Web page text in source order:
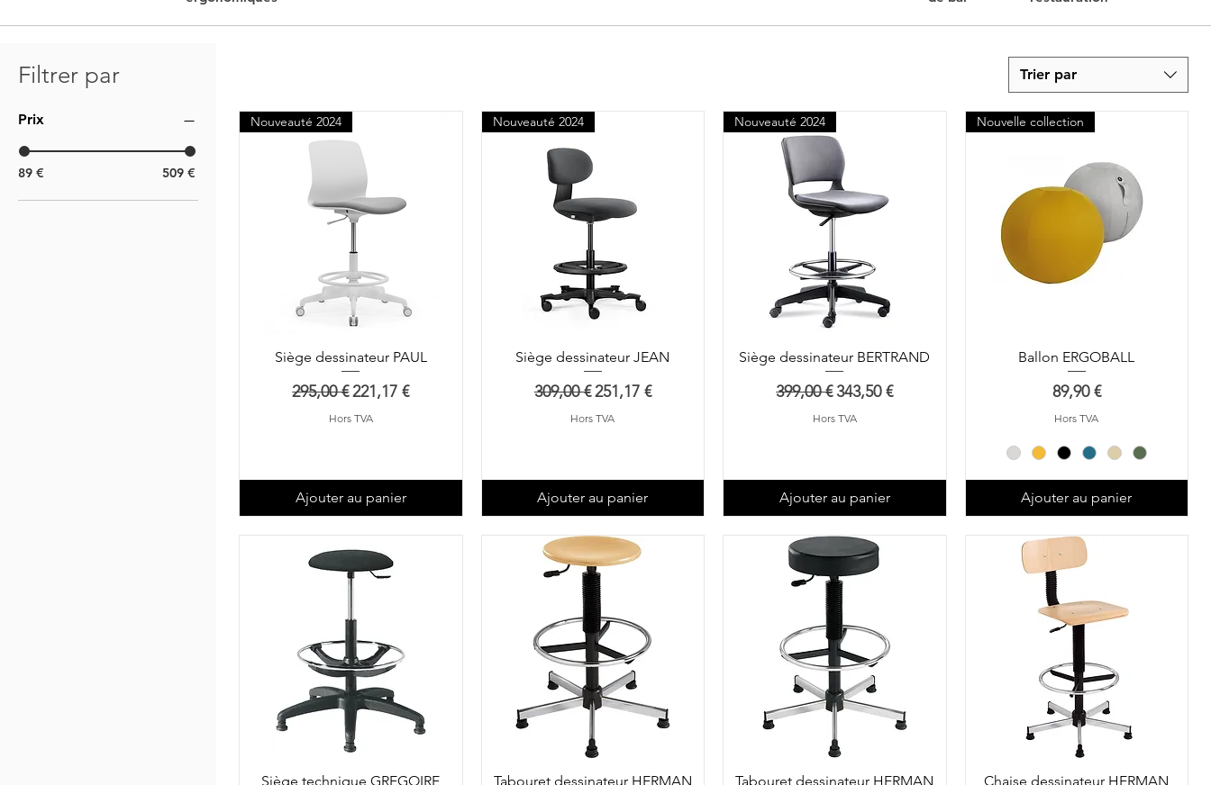
Filtrer par
Prix
89 € 509 €
Trier par
Nouveauté 2024
Siège dessinateur PAUL
Prix original
295,00 €Prix promotionnel
221,17 €
Hors TVA
Ajouter au panier
Nouveauté 2024
Siège dessinateur JEAN
Prix original
309,00 €Prix promotionnel
251,17 €
Hors TVA
Ajouter au panier
Nouveauté 2024
Siège dessinateur BERTRAND
Prix original
399,00 € Prix promotionnel
343,50 €
Hors TVA
Ajouter au panier
Nouvelle collection
Ballon ERGOBALL
Prix
89,90 €
Hors TVA
Ajouter au panier
Siège technique GREGOIRE Tabouret dessinateur HERMAN Tabouret dessinateur HERMAN Chaise dessinateur HERMAN